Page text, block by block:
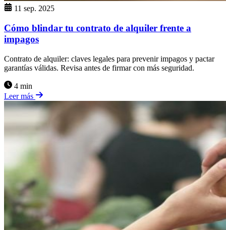
11 sep. 2025
Cómo blindar tu contrato de alquiler frente a
impagos
Contrato de alquiler: claves legales para prevenir impagos y pactar
garantías válidas. Revisa antes de firmar con más seguridad.
4 min
Leer más